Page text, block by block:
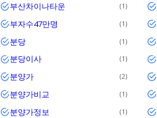
부산차이나타운 1
부자수47만명 1
분당 1
분당이사 1
분양가 2
분양가비교 1
분양가정보 1